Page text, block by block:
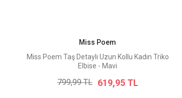
Miss Poem
Miss Poem Taş Detaylı Uzun Kollu Kadın Triko
Elbise - Mavi
799,99 TL 619,95 TL